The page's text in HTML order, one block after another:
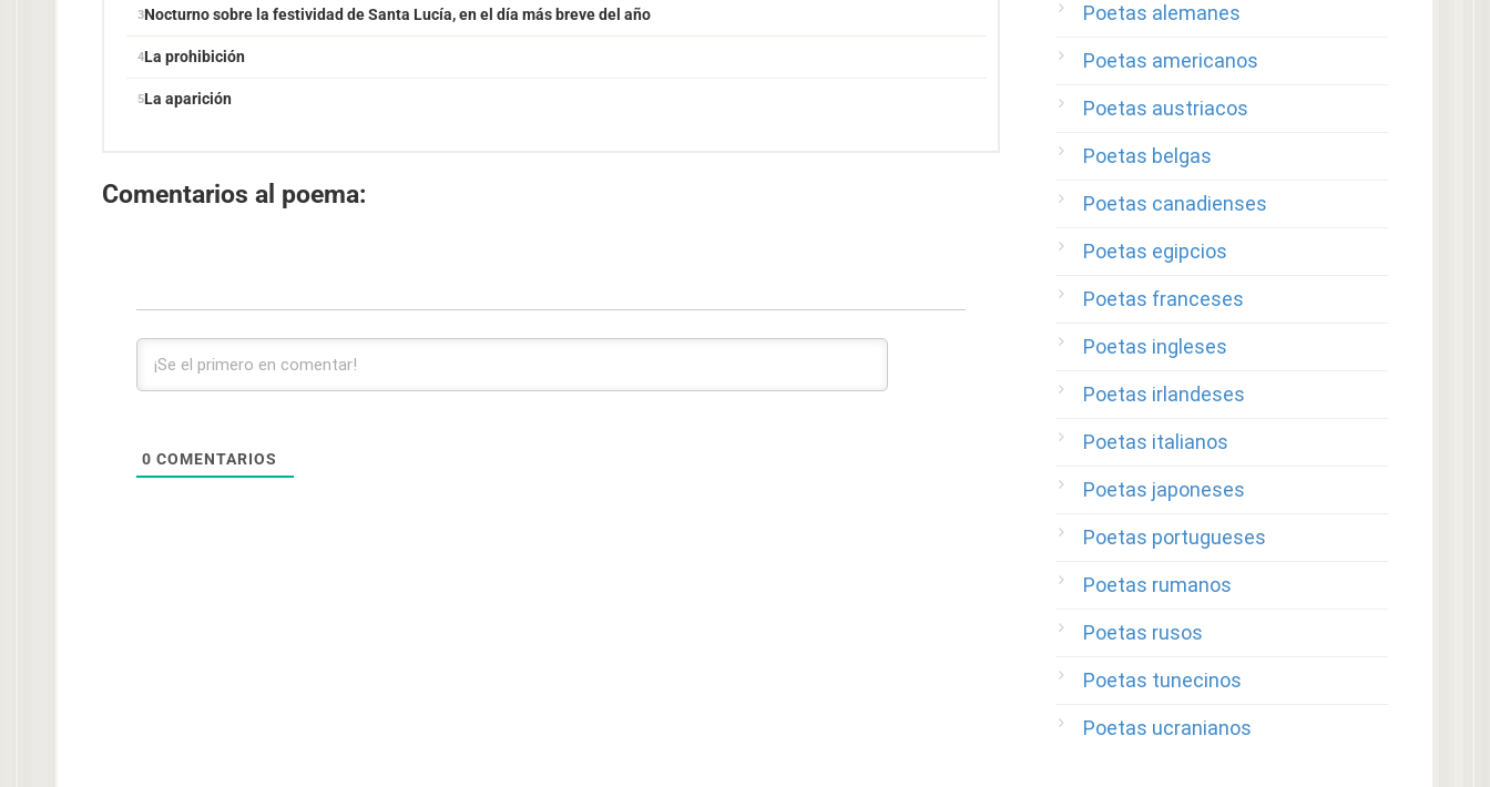
Nocturno sobre la festividad de Santa Lucía, en el día más breve del año
La prohibición
La aparición
Comentarios al poema:
0 COMENTARIOS
Poetas alemanes
Poetas americanos
Poetas austriacos
Poetas belgas
Poetas canadienses
Poetas egipcios
Poetas franceses
Poetas ingleses
Poetas irlandeses
Poetas italianos
Poetas japoneses
Poetas portugueses
Poetas rumanos
Poetas rusos
Poetas tunecinos
Poetas ucranianos